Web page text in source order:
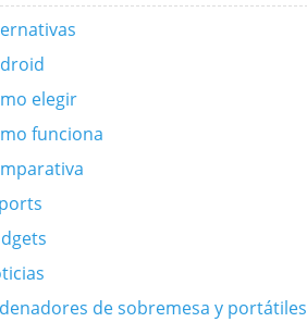
elegir
funciona
de sobremesa y portátiles